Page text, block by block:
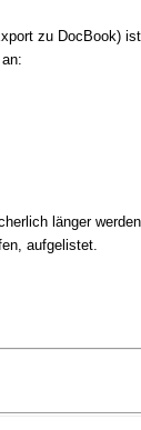
zu DocBook)
länger
aufgelistet.